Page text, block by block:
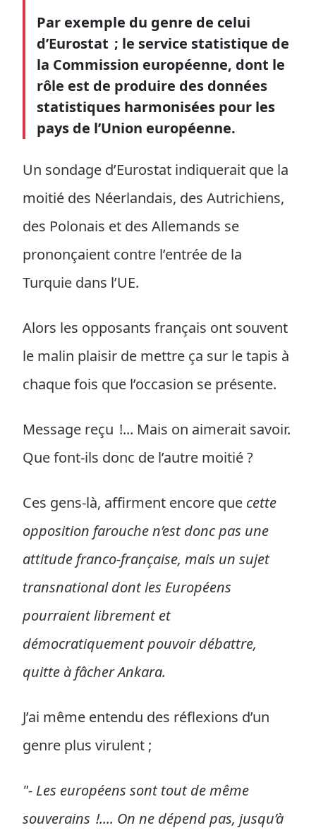
Par exemple du genre de celui
d’Eurostat ; le service statistique de
la Commission européenne, dont le
rôle est de produire des données
statistiques harmonisées pour les
pays de l’Union européenne.
Un sondage d’Eurostat indiquerait que la
moitié des Néerlandais, des Autrichiens,
des Polonais et des Allemands se
prononçaient contre l’entrée de la
Turquie dans l’UE.
Alors les opposants français ont souvent
le malin plaisir de mettre ça sur le tapis à
chaque fois que l’occasion se présente.
Message reçu !... Mais on aimerait savoir.
Que font-ils donc de l’autre moitié ?
Ces gens-là, affirment encore que cette
opposition farouche n’est donc pas une
attitude franco-française, mais un sujet
transnational dont les Européens
pourraient librement et
démocratiquement pouvoir débattre,
quitte à fâcher Ankara.
J’ai même entendu des réflexions d’un
genre plus virulent ;
"- Les européens sont tout de même
souverains !.... On ne dépend pas, jusqu’à